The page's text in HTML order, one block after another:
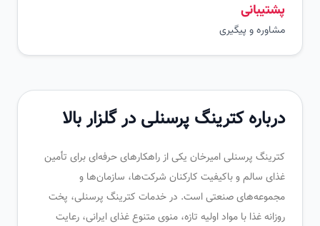
پشتیبانی
مشاوره و پیگیری
درباره کترینگ پرسنلی در گلزار بالا
کترینگ پرسنلی امیرخان یکی از راهکارهای حرفه‌ای برای تأمین
غذای سالم و باکیفیت کارکنان شرکت‌ها، سازمان‌ها و
مجموعه‌های صنعتی است. در خدمات کترینگ پرسنلی، پخت
روزانه غذا با مواد اولیه تازه، منوی متنوع غذای ایرانی، رعایت